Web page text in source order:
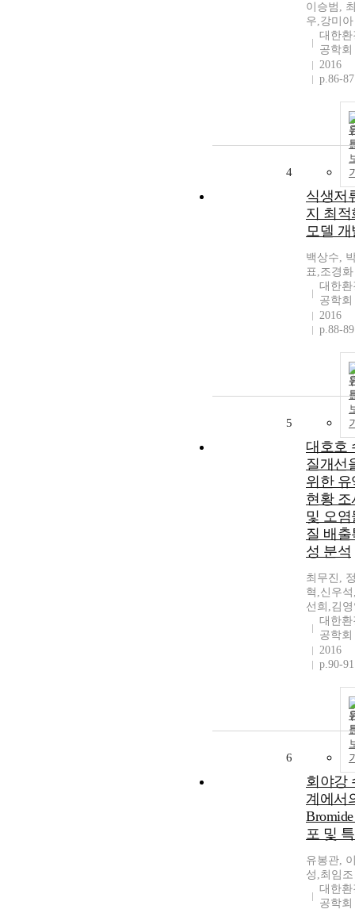
이승범,
우,강미아
대한환
공학회
2016
p.86-87
4
식생저
지 최적
모델 개
백상수,
표,조경화
대한환
공학회
2016
p.88-89
5
대호호
질개선
위한 유
현황 조
및 오염
질 배출
성 분석
최무진,
혁,신우
선희,김
대한환
공학회
2016
p.90-91
6
회야강
계에서
포 및
유봉관,
성,최임조
대한환
공학회